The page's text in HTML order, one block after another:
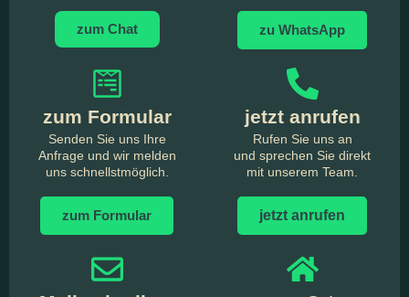
zum Chat zu WhatsApp
zum Formular
Senden Sie uns Ihre
Anfrage und wir melden
uns schnellstmöglich.
zum Formular
jetzt anrufen
Rufen Sie uns an
und sprechen Sie direkt
mit unserem Team.
jetzt anrufen